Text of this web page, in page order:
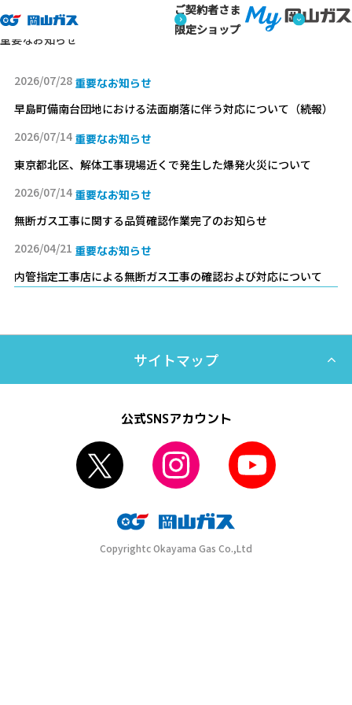
ご契約者さま
限定ショップ
トップページ
お知らせ
重要なお知らせ
2026/07/28 重要なお知らせ
早島町備南台団地における法面崩落に伴う対応について（続報）
2026/07/14 重要なお知らせ
東京都北区、解体工事現場近くで発生した爆発火災について
2026/07/14 重要なお知らせ
無断ガス工事に関する品質確認作業完了のお知らせ
2026/04/21 重要なお知らせ
内管指定工事店による無断ガス工事の確認および対応について
サイトマップ
公式SNSアカウント
Copyrightc Okayama Gas Co.,Ltd